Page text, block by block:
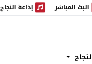
البث المباشر
المباشر إذاعة النجاح
إذاعة النجاح